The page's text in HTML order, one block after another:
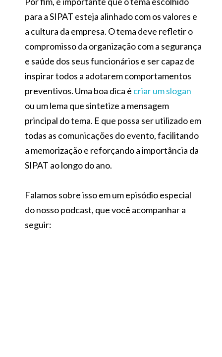
para a SIPAT esteja alinhado com os valores e
a cultura da empresa. O tema deve refletir o
compromisso da organização com a segurança
e saúde dos seus funcionários e ser capaz de
inspirar todos a adotarem comportamentos
preventivos. Uma boa dica é criar um slogan
ou um lema que sintetize a mensagem
principal do tema. E que possa ser utilizado em
todas as comunicações do evento, facilitando
a memorização e reforçando a importância da
SIPAT ao longo do ano.
Falamos sobre isso em um episódio especial
do nosso podcast, que você acompanhar a
seguir: